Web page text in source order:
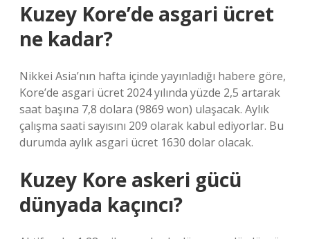
Kuzey Kore’de asgari ücret
ne kadar?
Nikkei Asia’nın hafta içinde yayınladığı habere göre,
Kore’de asgari ücret 2024 yılında yüzde 2,5 artarak
saat başına 7,8 dolara (9869 won) ulaşacak. Aylık
çalışma saati sayısını 209 olarak kabul ediyorlar. Bu
durumda aylık asgari ücret 1630 dolar olacak.
Kuzey Kore askeri gücü
dünyada kaçıncı?